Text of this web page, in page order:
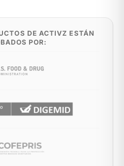
DE ACTIVZ ESTÁN
POR: